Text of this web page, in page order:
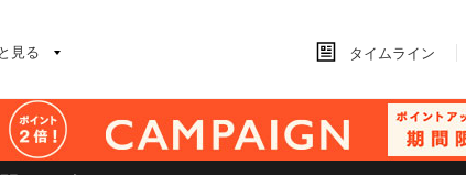
見る タイムライン